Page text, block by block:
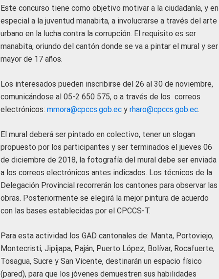
Este concurso tiene como objetivo motivar a la ciudadanía, y en
especial a la juventud manabita, a involucrarse a través del arte
urbano en la lucha contra la corrupción. El requisito es ser
manabita, oriundo del cantón donde se va a pintar el mural y ser
mayor de 17 años.
Los interesados pueden inscribirse del 26 al 30 de noviembre,
comunicándose al 05-2 650 575, o a través de los correos
electrónicos: mmora@cpccs.gob.ec y rharo@cpccs.gob.ec.
El mural deberá ser pintado en colectivo, tener un slogan
propuesto por los participantes y ser terminados el jueves 06
de diciembre de 2018, la fotografía del mural debe ser enviada
a los correos electrónicos antes indicados. Los técnicos de la
Delegación Provincial recorrerán los cantones para observar las
obras. Posteriormente se elegirá la mejor pintura de acuerdo
con las bases establecidas por el CPCCS-T.
Para esta actividad los GAD cantonales de: Manta, Portoviejo,
Montecristi, Jipijapa, Paján, Puerto López, Bolívar, Rocafuerte,
Tosagua, Sucre y San Vicente, destinarán un espacio físico
(pared), para que los jóvenes demuestren sus habilidades